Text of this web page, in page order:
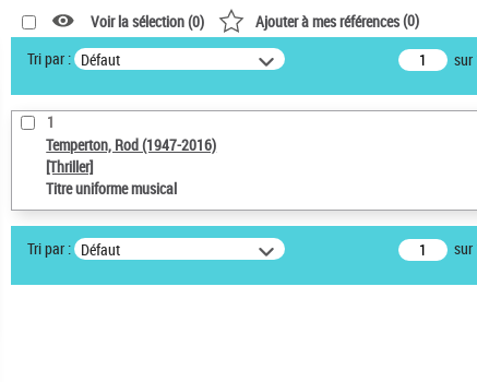
Voir la sélection (0) Ajouter à mes références(0)
Tri par : Défaut sur
1
Temperton, Rod (1947-2016)
[Thriller]
Titre uniforme musical
Tri par : Défaut sur